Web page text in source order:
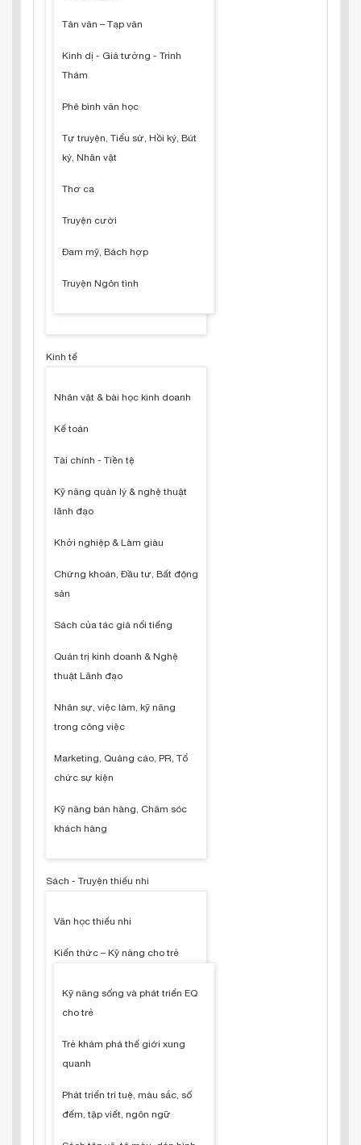
Tản văn – Tạp văn
Kinh dị - Giả tưởng - Trinh
Thám
Phê bình văn học
Tự truyện, Tiểu sử, Hồi ký, Bút
ký, Nhân vật
Thơ ca
Truyện cười
Đam mỹ, Bách hợp
Truyện Ngôn tình
Kinh tế
Nhân vật & bài học kinh doanh
Kế toán
Tài chính - Tiền tệ
Kỹ năng quản lý & nghệ thuật
lãnh đạo
Khởi nghiệp & Làm giàu
Chứng khoán, Đầu tư, Bất động
sản
Sách của tác giả nổi tiếng
Quản trị kinh doanh & Nghệ
thuật Lãnh đạo
Nhân sự, việc làm, kỹ năng
trong công việc
Marketing, Quảng cáo, PR, Tổ
chức sự kiện
Kỹ năng bán hàng, Chăm sóc
khách hàng
Sách - Truyện thiếu nhi
Văn học thiếu nhi
Kiến thức – Kỹ năng cho trẻ
Kỹ năng sống và phát triển EQ
cho trẻ
Trẻ khám phá thế giới xung
quanh
Phát triển trí tuệ, màu sắc, số
đếm, tập viết, ngôn ngữ